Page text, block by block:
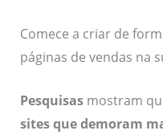
Comece a criar de
páginas de vendas na
Pesquisasmostram
sites que demoram